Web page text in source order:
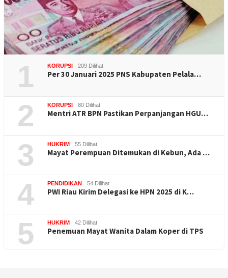
1 KORUPSI 209 Dilihat
Per 30 Januari 2025 PNS Kabupaten Pelala…
2 KORUPSI 80 Dilihat
Mentri ATR BPN Pastikan Perpanjangan HGU…
3 HUKRIM 55 Dilihat
Mayat Perempuan Ditemukan di Kebun, Ada …
4 PENDIDIKAN 54 Dilihat
PWI Riau Kirim Delegasi ke HPN 2025 di K…
5 HUKRIM 42 Dilihat
Penemuan Mayat Wanita Dalam Koper di TPS